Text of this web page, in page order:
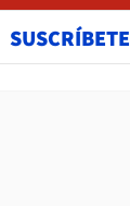
SUSCRÍBETE